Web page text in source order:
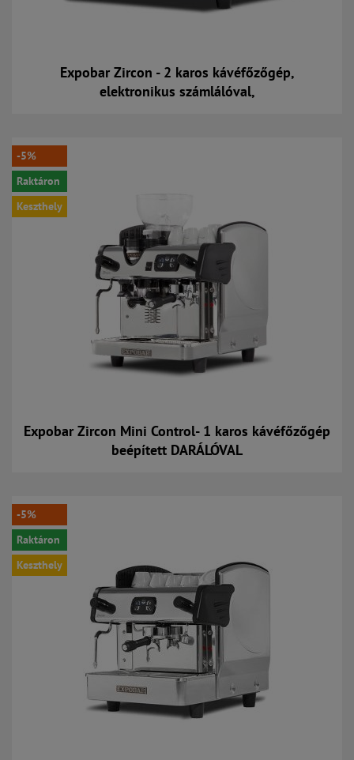
Expobar Zircon - 2 karos kávéfőzőgép,
elektronikus számlálóval,
Kosárba
-5%
Raktáron
Keszthely
Expobar Zircon Mini Control- 1 karos kávéfőzőgép
beépített DARÁLÓVAL
Kosárba
-5%
Raktáron
Keszthely